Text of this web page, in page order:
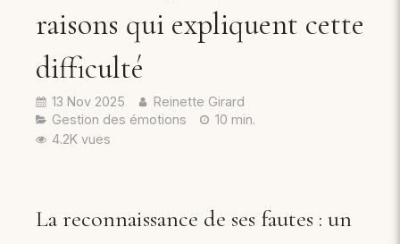
raisons qui expliquent cette
difficulté
13 Nov 2025
Reinette Girard
Gestion des émotions
10 min.
4.2K vues
La reconnaissance de ses fautes : un